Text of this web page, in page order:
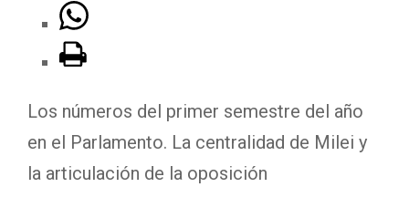
Los números del primer semestre del año
en el Parlamento. La centralidad de Milei y
la articulación de la oposición